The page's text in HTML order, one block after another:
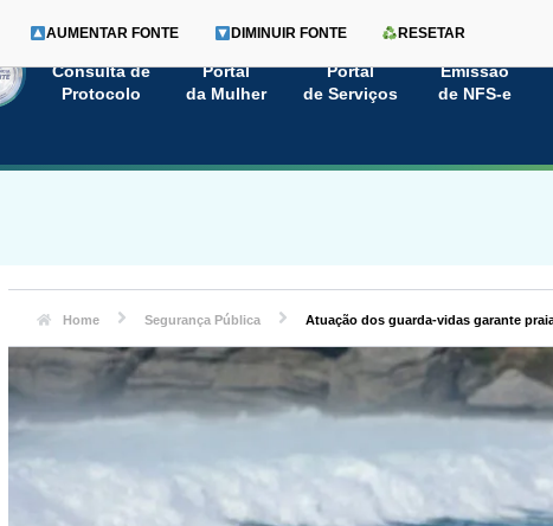
Consulta de
Protocolo
Portal
da Mulher
Portal
de Serviços
Emissão
de NFS-e
AUMENTAR FONTE DIMINUIR FONTE RESETAR
Home Segurança Pública Atuação dos guarda-vidas garante